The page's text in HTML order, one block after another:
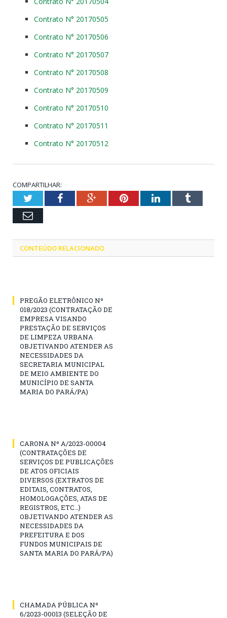
Contrato N° 20170505
Contrato N° 20170506
Contrato N° 20170507
Contrato N° 20170508
Contrato N° 20170509
Contrato N° 20170510
Contrato N° 20170511
Contrato N° 20170512
COMPARTILHAR:
TwitterFacebookGoogle+PinterestLinkedInTumblr
Email
CONTEÚDO RELACIONADO
PREGÃO ELETRÔNICO Nº
018/2023 (CONTRATAÇÃO DE
EMPRESA VISANDO
PRESTAÇÃO DE SERVIÇOS
DE LIMPEZA URBANA
OBJETIVANDO ATENDER AS
NECESSIDADES DA
SECRETARIA MUNICIPAL
DE MEIO AMBIENTE DO
MUNICÍPIO DE SANTA
MARIA DO PARÁ/PA)
CARONA Nº A/2023-00004
(CONTRATAÇÕES DE
SERVIÇOS DE PUBLICAÇÕES
DE ATOS OFICIAIS
DIVERSOS (EXTRATOS DE
EDITAIS, CONTRATOS,
HOMOLOGAÇÕES, ATAS DE
REGISTROS, ETC…)
OBJETIVANDO ATENDER AS
NECESSIDADES DA
PREFEITURA E DOS
FUNDOS MUNICIPAIS DE
SANTA MARIA DO PARÁ/PA)
CHAMADA PÚBLICA Nº
6/2023-00013 (SELEÇÃO DE